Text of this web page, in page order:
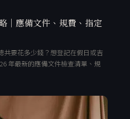
｜應備文件、規費、指定
共要花多少錢？想登記在假日或吉
年最新的應備文件檢查清單、規